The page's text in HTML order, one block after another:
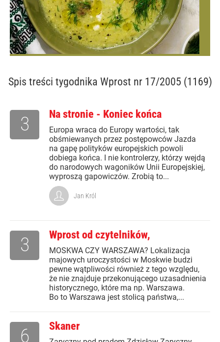
Spis treści tygodnika Wprost nr 17/2005 (1169)
Na stronie - Koniec końca
Europa wraca do Europy wartości, tak
obśmiewanych przez postępowców Jazda
na gapę polityków europejskich powoli
dobiega końca. I nie kontrolerzy, którzy wejdą
do narodowych wagoników Unii Europejskiej,
wyproszą gapowiczów. Zrobią to...
3
Jan Król
Wprost od czytelników,
MOSKWA CZY WARSZAWA? Lokalizacja
majowych uroczystości w Moskwie budzi
pewne wątpliwości również z tego względu,
że nie znajduje przekonującego uzasadnienia
historycznego, które ma np. Warszawa.
Bo to Warszawa jest stolicą państwa,...
3
Skaner
6